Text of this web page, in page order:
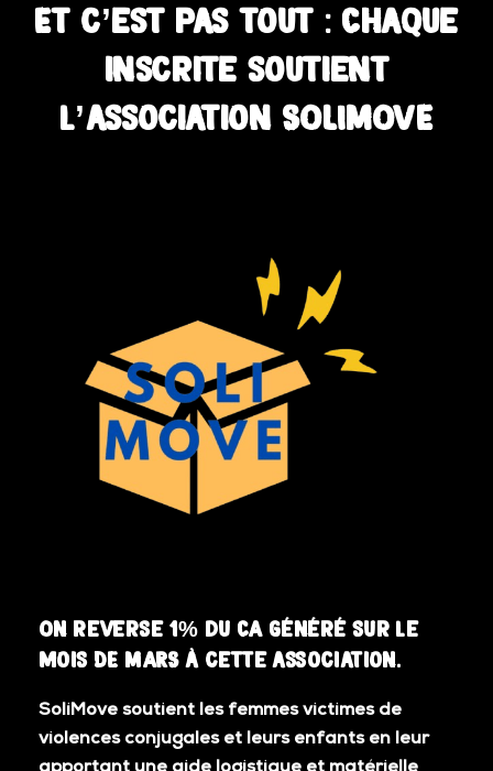
Et c’est pas tout : Chaque
inscrite soutient
l’association SOLIMOVE
On reverse 1% du CA généré sur le
mois DE MARS à cette association.
SoliMove soutient les femmes victimes de
violences conjugales et leurs enfants en leur